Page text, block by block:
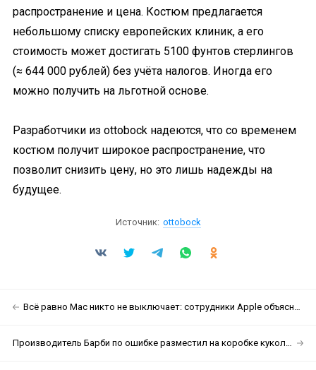
распространение и цена. Костюм предлагается
небольшому списку европейских клиник, а его
стоимость может достигать 5100 фунтов стерлингов
(≈ 644 000 рублей) без учёта налогов. Иногда его
можно получить на льготной основе.
Разработчики из ottobock надеются, что со временем
костюм получит широкое распространение, что
позволит снизить цену, но это лишь надежды на
будущее.
Источник: ottobock
Всё равно Mac никто не выключает: сотрудники Apple объяснили, почему кнопка включения Mac mini M4 такая неудобная
Производитель Барби по ошибке разместил на коробке кукол ссылку на порностудию